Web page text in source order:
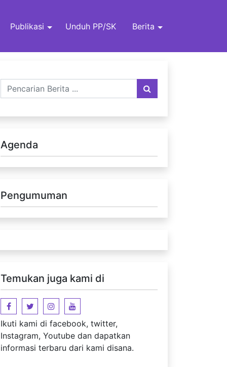
Publikasi Unduh PP/SK Berita
Agenda
Pengumuman
Temukan juga kami di
Ikuti kami di facebook, twitter,
Instagram, Youtube dan dapatkan
informasi terbaru dari kami disana.